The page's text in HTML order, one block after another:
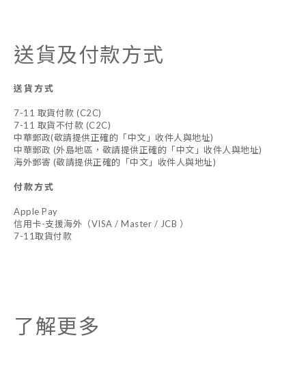
送貨及付款方式
送貨方式
7-11 取貨付款 (C2C)
7-11 取貨不付款 (C2C)
中華郵政(敬請提供正確的「中文」收件人與地址)
中華郵政 (外島地區，敬請提供正確的「中文」收件人與地址)
海外郵寄 (敬請提供正確的「中文」收件人與地址)
付款方式
Apple Pay
信用卡-支援海外（VISA / Master / JCB ）
7-11取貨付款
了解更多